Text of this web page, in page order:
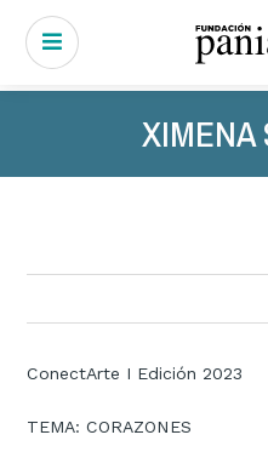
XIMENA
ConectArte I Edición 2023
TEMA: CORAZONES